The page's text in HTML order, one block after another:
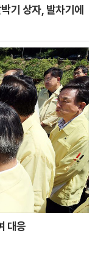
기 상자, 발차기에
대응